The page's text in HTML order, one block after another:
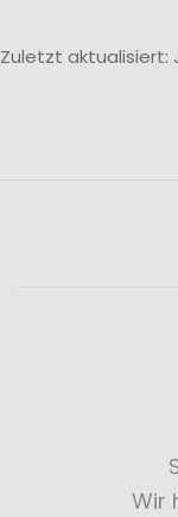
Zuletzt aktualisiert:
Wir